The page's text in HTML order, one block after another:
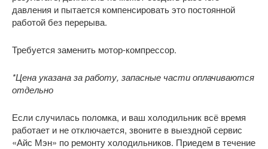
давления и пытается компенсировать это постоянной
работой без перерыва.
Требуется заменить мотор-компрессор.
*Цена указана за работу, запасные части оплачиваются
отдельно
Если случилась поломка, и ваш холодильник всё время
работает и не отключается, звоните в выездной сервис
«Айс Мэн» по ремонту холодильников. Приедем в течение